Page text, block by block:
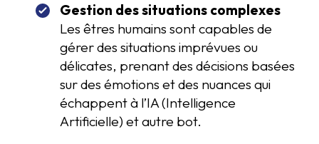
Gestion des situations complexes
Les êtres humains sont capables de
gérer des situations imprévues ou
délicates, prenant des décisions basées
sur des émotions et des nuances qui
échappent à l’IA (Intelligence
Artificielle) et autre bot.